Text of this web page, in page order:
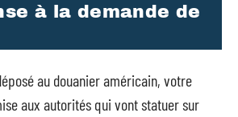
à la demande de
au douanier américain, votre
aux autorités qui vont statuer sur